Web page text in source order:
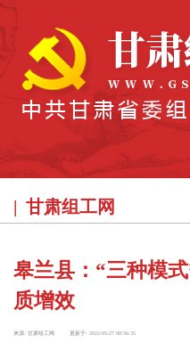
甘肃组工网
皋兰县：“三种模
质增效
来源: 甘肃组工网 更新于: 2022-05-27 08:56:35